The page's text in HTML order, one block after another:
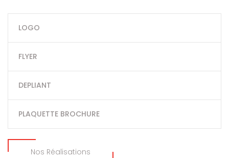
LOGO
FLYER
DEPLIANT
PLAQUETTE BROCHURE
Nos Réalisations